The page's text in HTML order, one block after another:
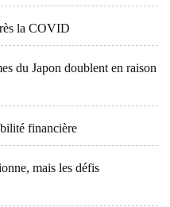
la COVID
du Japon doublent en raison
financière
mais les défis